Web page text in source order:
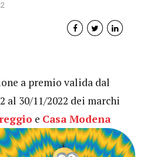
a premio valida dal
al 30/11/2022 dei marchi
e Casa Modena